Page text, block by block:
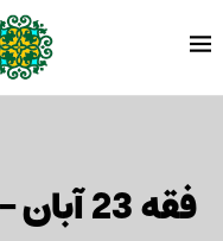
فقه 23 آبان – تقیه در حکم قاضی